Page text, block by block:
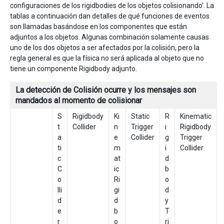
configuraciones de los rigidbodies de los objetos colisionando’. La
tablas a continuación dan detalles de qué funciones de eventos
son llamadas basándose en los componentes que están
adjuntos a los objetos. Algunas combinación solamente causas
uno de los dos objetos a ser afectados por la colisión, pero la
regla general es que la física no será aplicada al objeto que no
tiene un componente Rigidbody adjunto.
La detección de Colisión ocurre y los mensajes son
mandados al momento de colisionar
S
t
a
ti
c
C
o
lli
d
e
r
Rigidbody
Collider
Ki
n
e
m
at
ic
Ri
gi
d
b
o
Static
Trigger
Collider
R
i
g
i
d
b
o
d
y
T
ri
Kinematic
Rigidbody
Trigger
Collider